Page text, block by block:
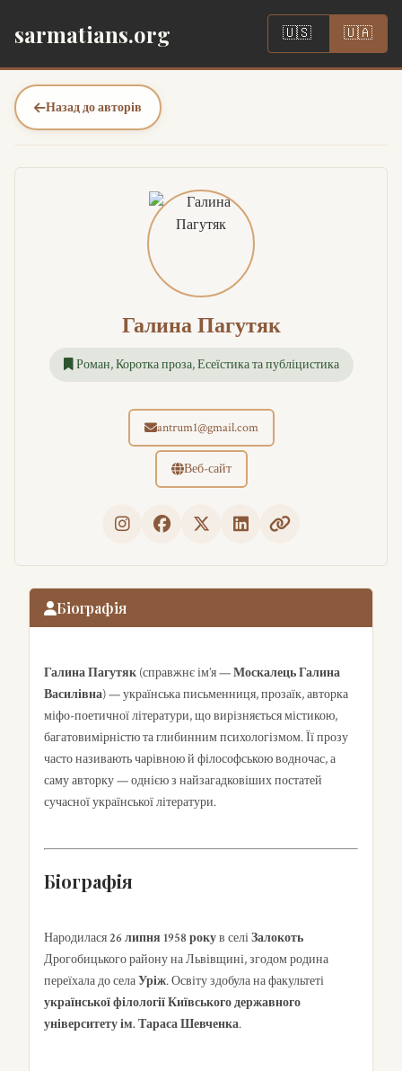
sarmatians.org 🇺🇸 🇺🇦
Назад до авторів
Галина Пагутяк
Роман, Коротка проза, Есеїстика та публіцистика
antrum1@gmail.com
Веб-сайт
Біографія
Галина Пагутяк (справжнє ім’я —Москалець Галина
Василівна) — українська письменниця, прозаїк, авторка
міфо-поетичної літератури, що вирізняється містикою,
багатовимірністю та глибинним психологізмом. Її прозу
часто називають чарівною й філософською водночас, а
саму авторку — однією з найзагадковіших постатей
сучасної української літератури.
Біографія
Народилася26 липня 1958 рокув селіЗалокоть
Дрогобицького району на Львівщині, згодом родина
переїхала до селаУріж. Освіту здобула на факультеті
української філології Київського державного
університету ім. Тараса Шевченка.